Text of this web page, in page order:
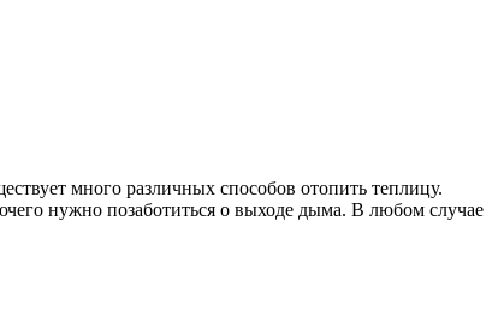
много различных способов отопить теплицу.
нужно позаботиться о выходе дыма. В любом случае